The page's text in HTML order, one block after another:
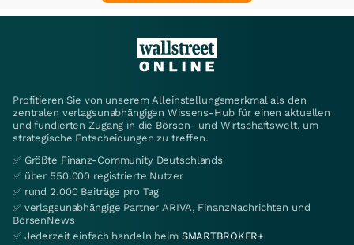
Profitieren Sie von unserem Alleinstellungsmerkmal als den
zentralen verlagsunabhängigen Wissens-Hub für einen aktuellen
und fundierten Zugang in die Börsen- und Wirtschaftswelt, um
strategische Entscheidungen zu treffen.
✅ Größte Finanz-Community Deutschlands
✅ über 550.000 registrierte Nutzer
✅ rund 2.000 Beiträge pro Tag
✅ verlagsunabhängige Partner ARIVA, FinanzNachrichten und
BörsenNews
✅ Jederzeit einfach handeln beim SMARTBROKER+